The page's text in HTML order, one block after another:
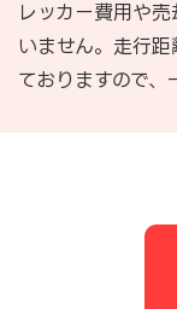
レッカー費用や
いません。走行
ておりますので、